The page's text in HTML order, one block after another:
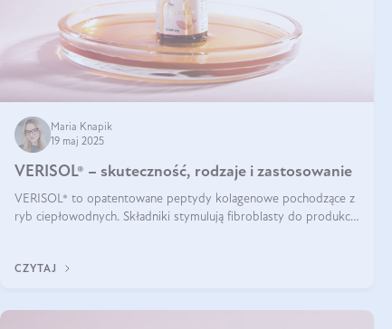
Maria Knapik
19 maj 2025
VERISOL® – skuteczność, rodzaje i zastosowanie
VERISOL® to opatentowane peptydy kolagenowe pochodzące z
ryb ciepłowodnych. Składniki stymulują fibroblasty do produkcji
komórek skóry.
CZYTAJ